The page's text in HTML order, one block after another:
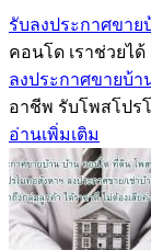
รับลงประกาศขาย
คอนโด เราช่วยไ
ลงประกาศขายบ้า
อาชีพ รับโพสโปร
อ่านเพิ่มเติม